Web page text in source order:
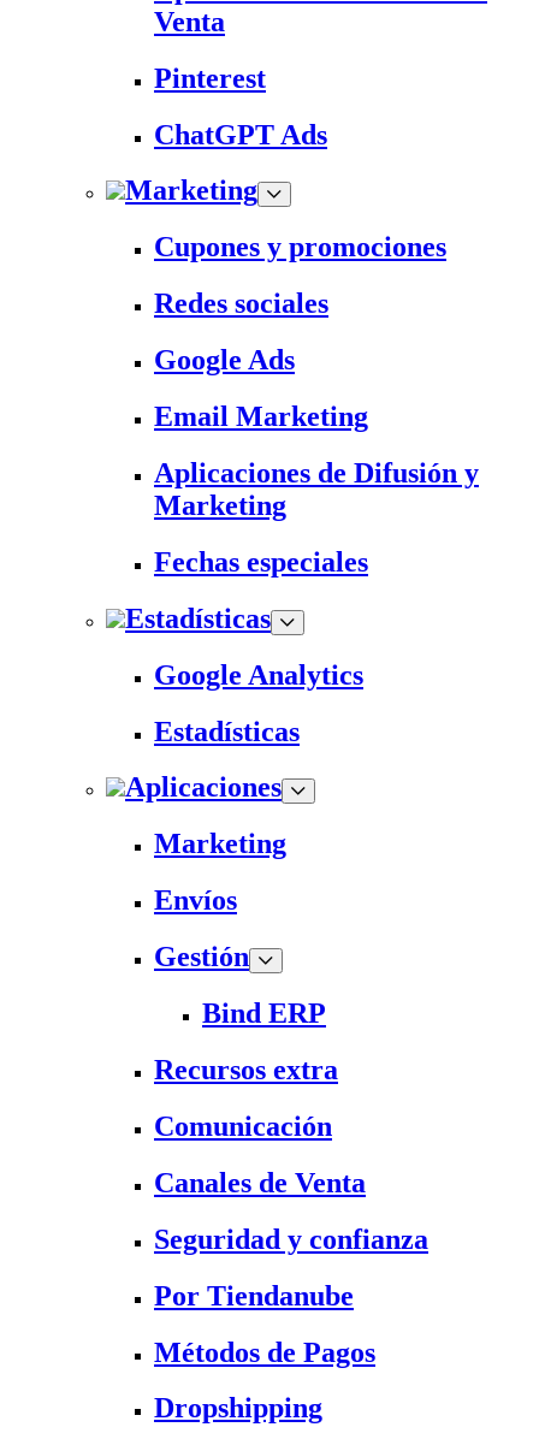
Venta
Pinterest
ChatGPT Ads
Marketing
Cupones y promociones
Redes sociales
Google Ads
Email Marketing
Aplicaciones de Difusión y
Marketing
Fechas especiales
Estadísticas
Google Analytics
Estadísticas
Aplicaciones
Marketing
Envíos
Gestión
Bind ERP
Recursos extra
Comunicación
Canales de Venta
Seguridad y confianza
Por Tiendanube
Métodos de Pagos
Dropshipping